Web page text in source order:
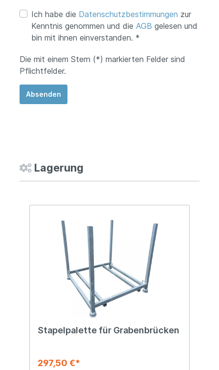
Ich habe die Datenschutzbestimmungen zur
Kenntnis genommen und die AGB gelesen und
bin mit ihnen einverstanden. *
Die mit einem Stern (*) markierten Felder sind
Pflichtfelder.
Absenden
Lagerung
Stapelpalette für Grabenbrücken
297,50 €*